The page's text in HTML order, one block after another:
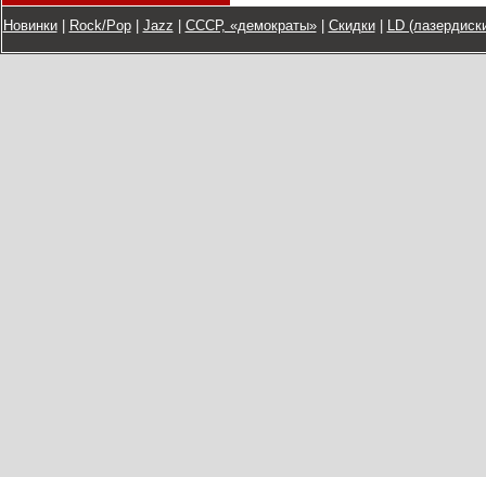
Новинки| Rock/Pop| Jazz СССР, «демократы»| Скидки| LD